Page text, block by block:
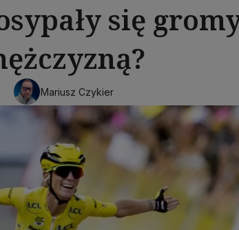
się
Mariusz Czykier